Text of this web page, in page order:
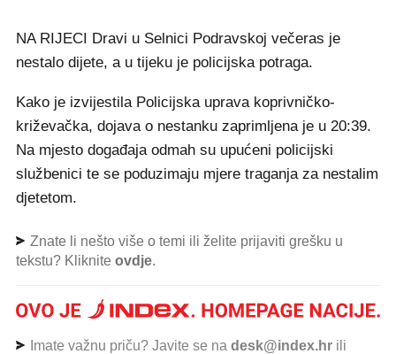
NA RIJECI Dravi u Selnici Podravskoj večeras je
nestalo dijete, a u tijeku je policijska potraga.
Kako je izvijestila Policijska uprava koprivničko-
križevačka, dojava o nestanku zaprimljena je u 20:39.
Na mjesto događaja odmah su upućeni policijski
službenici te se poduzimaju mjere traganja za nestalim
djetetom.
Znate li nešto više o temi ili želite prijaviti grešku u
tekstu? Kliknite ovdje.
Imate važnu priču? Javite se na desk@index.hr ili